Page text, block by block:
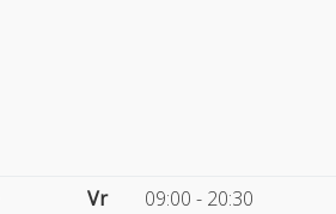
Vr
09:00 - 20:30